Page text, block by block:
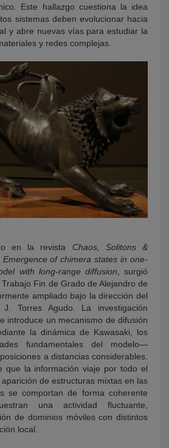
Este hallazgo cuestiona la idea
sistemas deben evolucionar hacia
y abre nuevas vías para estudiar la
y redes complejas.
en la revista Chaos, Solitons &
Emergence of chimera states in one-
with long-range diffusion , surgió
Fin de Grado de Alejandro de
ampliado bajo la dirección del
J. Torres Agudo. La investigación
introduce un mecanismo de difusión
la dinámica de Kawasaki, los
fundamentales del modelo—
a distancias considerables.
que la información viaje por todo el
de estructuras mixtas en las
se comportan de forma coherente
una actividad fluctuante,
de dominios móviles con distintos
local.